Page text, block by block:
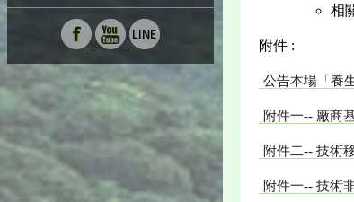
相
附件 :
公告本場「養
附件一-- 廠商
附件二-- 技術
附件一-- 技術